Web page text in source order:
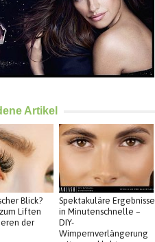
Artikel
Blick?
Liften
der
Spektakuläre Ergebnisse
in Minutenschnelle –
DIY-
Wimpernverlängerung